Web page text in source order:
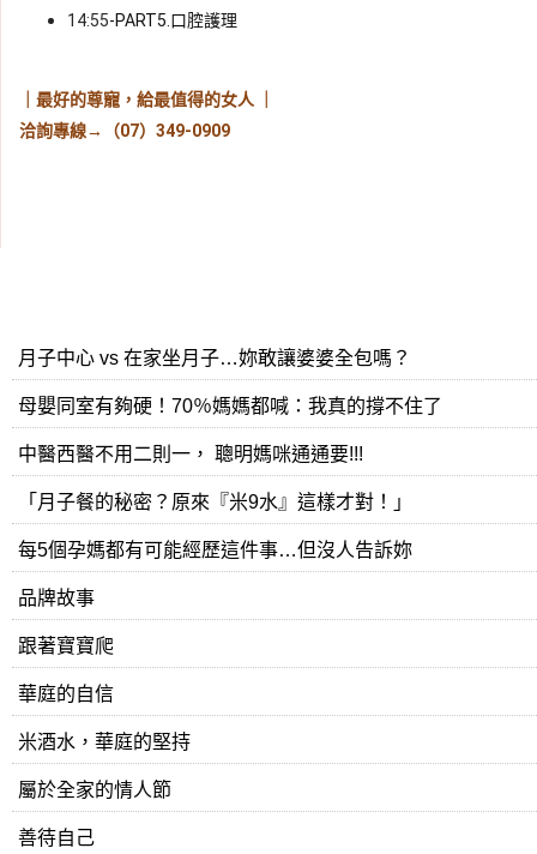
14:55-PART5.口腔護理
｜最好的尊寵，給最值得的女人 ｜
洽詢專線→（07）349-0909
月子中心 vs 在家坐月子…妳敢讓婆婆全包嗎？
母嬰同室有夠硬！70％媽媽都喊：我真的撐不住了
中醫西醫不用二則一， 聰明媽咪通通要!!!
「月子餐的秘密？原來『米9水』這樣才對！」
每5個孕媽都有可能經歷這件事…但沒人告訴妳
品牌故事
跟著寶寶爬
華庭的自信
米酒水，華庭的堅持
屬於全家的情人節
善待自己